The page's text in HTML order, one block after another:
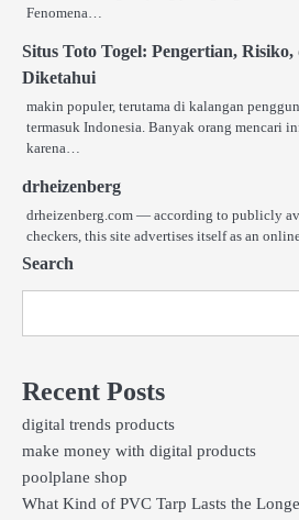
Fenomena…
Situs Toto Togel: Pengertian,
Diketahui
makin populer, terutama di kalangan
termasuk Indonesia. Banyak orang mencari
karena…
drheizenberg
drheizenberg.com — according to publicly
checkers, this site advertises itself as an
Search
Recent Posts
digital trends products
make money with digital products
poolplane shop
What Kind of PVC Tarp Lasts the